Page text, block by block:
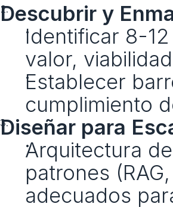
Descubrir y
Identificar 8-
valor,
Establecer
cumplimiento
Diseñar para
Arquitectura
patrones
adecuados